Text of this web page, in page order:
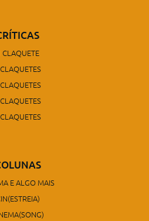
CLAQUETE
E ALGO MAIS